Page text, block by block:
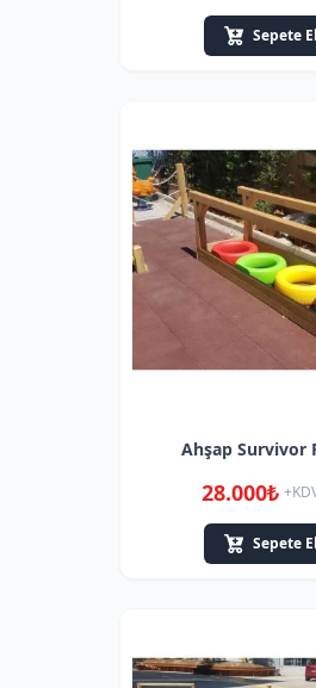
Sepete
Ahşap Survivor
28.000₺
Sepete